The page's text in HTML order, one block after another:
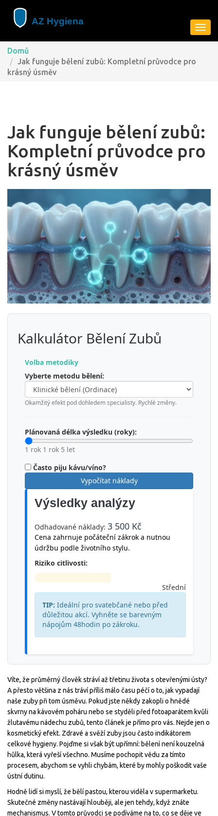
Domů
Jak funguje bělení zubů: Kompletní průvodce pro
krásný úsměv
Jak funguje bělení zubů:
Kompletní průvodce pro
krásný úsměv
Kalkulátor Bělení Zubů
Volba metodiky
Vyberte metodu bělení:
Okamžitý efekt pod dohledem specialisty. Rychlé změny.
Plánovaná délka výsledku (roky):
1 rok 1 rok 5 let
Často piju kávu/víno?
Vypočítat náklady
Výsledky analýzy
Odhadované náklady: 3 500 Kč
Cena zahrnuje počáteční zákrok a nutnou
údržbu podle životního stylu.
Riziko citlivosti:
Střední
TIP: Ideální pro svatebčané nebo před
důležitou akcí. Vyhněte se barevným
nápojům 48hodin po zákroku.
Víte, že průměrný člověk stráví až třetinu života s otevřenými ústy?
A přesto většina z nás tráví příliš málo času péčí o to, jak vypadají
naše zuby při tom úsměvu. Pokud jste někdy zakopli o hnědé
skvrny na kávovém poháru nebo se styděli před fotoaparátem kvůli
žlutavému nádechu zubů, tento článek je přímo pro vás. Nejde jen o
kosmetický efekt. Zdravé a svěží zuby jsou často indikátorem
celkové hygieny. Pojďme si však být upřímní: bělení není kouzelná
hůlka, která vyřeší všechno. Musíme pochopit vědu za tímto
procesem, abychom se vyhli chybám, které by mohly poškodit vaše
ústní dutinu.
Hodně lidí si myslí, že bělí pastou, kterou viděla v supermarketu.
Skutečné změny nastávají hlouběji, ale jen tehdy, když znáte
mechanismus. V tomto průvodci se podíváme na to, co se děje ve